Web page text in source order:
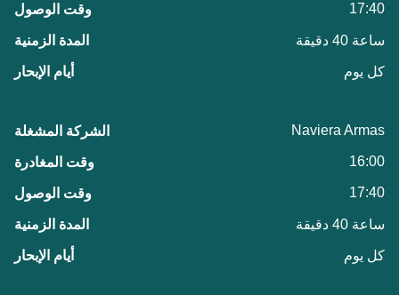
17:40
ساعة 40 دقيقة
كل يوم
Naviera Armas
16:00
17:40
ساعة 40 دقيقة
كل يوم